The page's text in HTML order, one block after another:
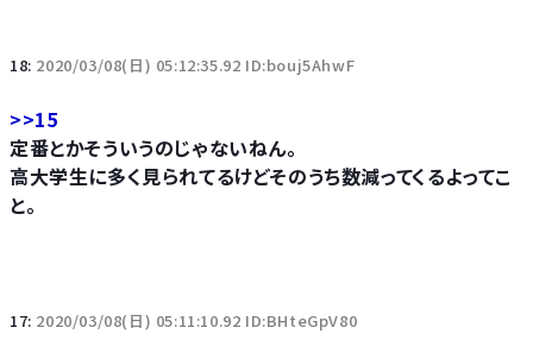
18: 2020/03/08(日) 05:12:35.92 ID:bouj5AhwF
>>15
定番とかそういうのじゃないねん。
高大学生に多く見られてるけどそのうち数減ってくるよってこ
と。
17: 2020/03/08(日) 05:11:10.92 ID:BHteGpV80